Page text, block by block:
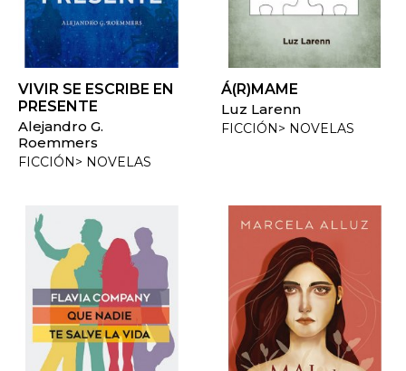
VIVIR SE ESCRIBE EN
PRESENTE
Alejandro G.
Roemmers
FICCIÓN> NOVELAS
Á(R)MAME
Luz Larenn
FICCIÓN> NOVELAS